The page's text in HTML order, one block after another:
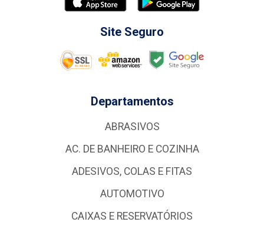
Site Seguro
Departamentos
ABRASIVOS
AC. DE BANHEIRO E COZINHA
ADESIVOS, COLAS E FITAS
AUTOMOTIVO
CAIXAS E RESERVATÓRIOS